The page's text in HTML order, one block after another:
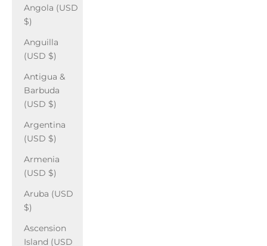
Angola (USD
$)
Anguilla
(USD $)
Antigua &
Barbuda
(USD $)
Argentina
(USD $)
Armenia
(USD $)
Aruba (USD
$)
Ascension
Island (USD